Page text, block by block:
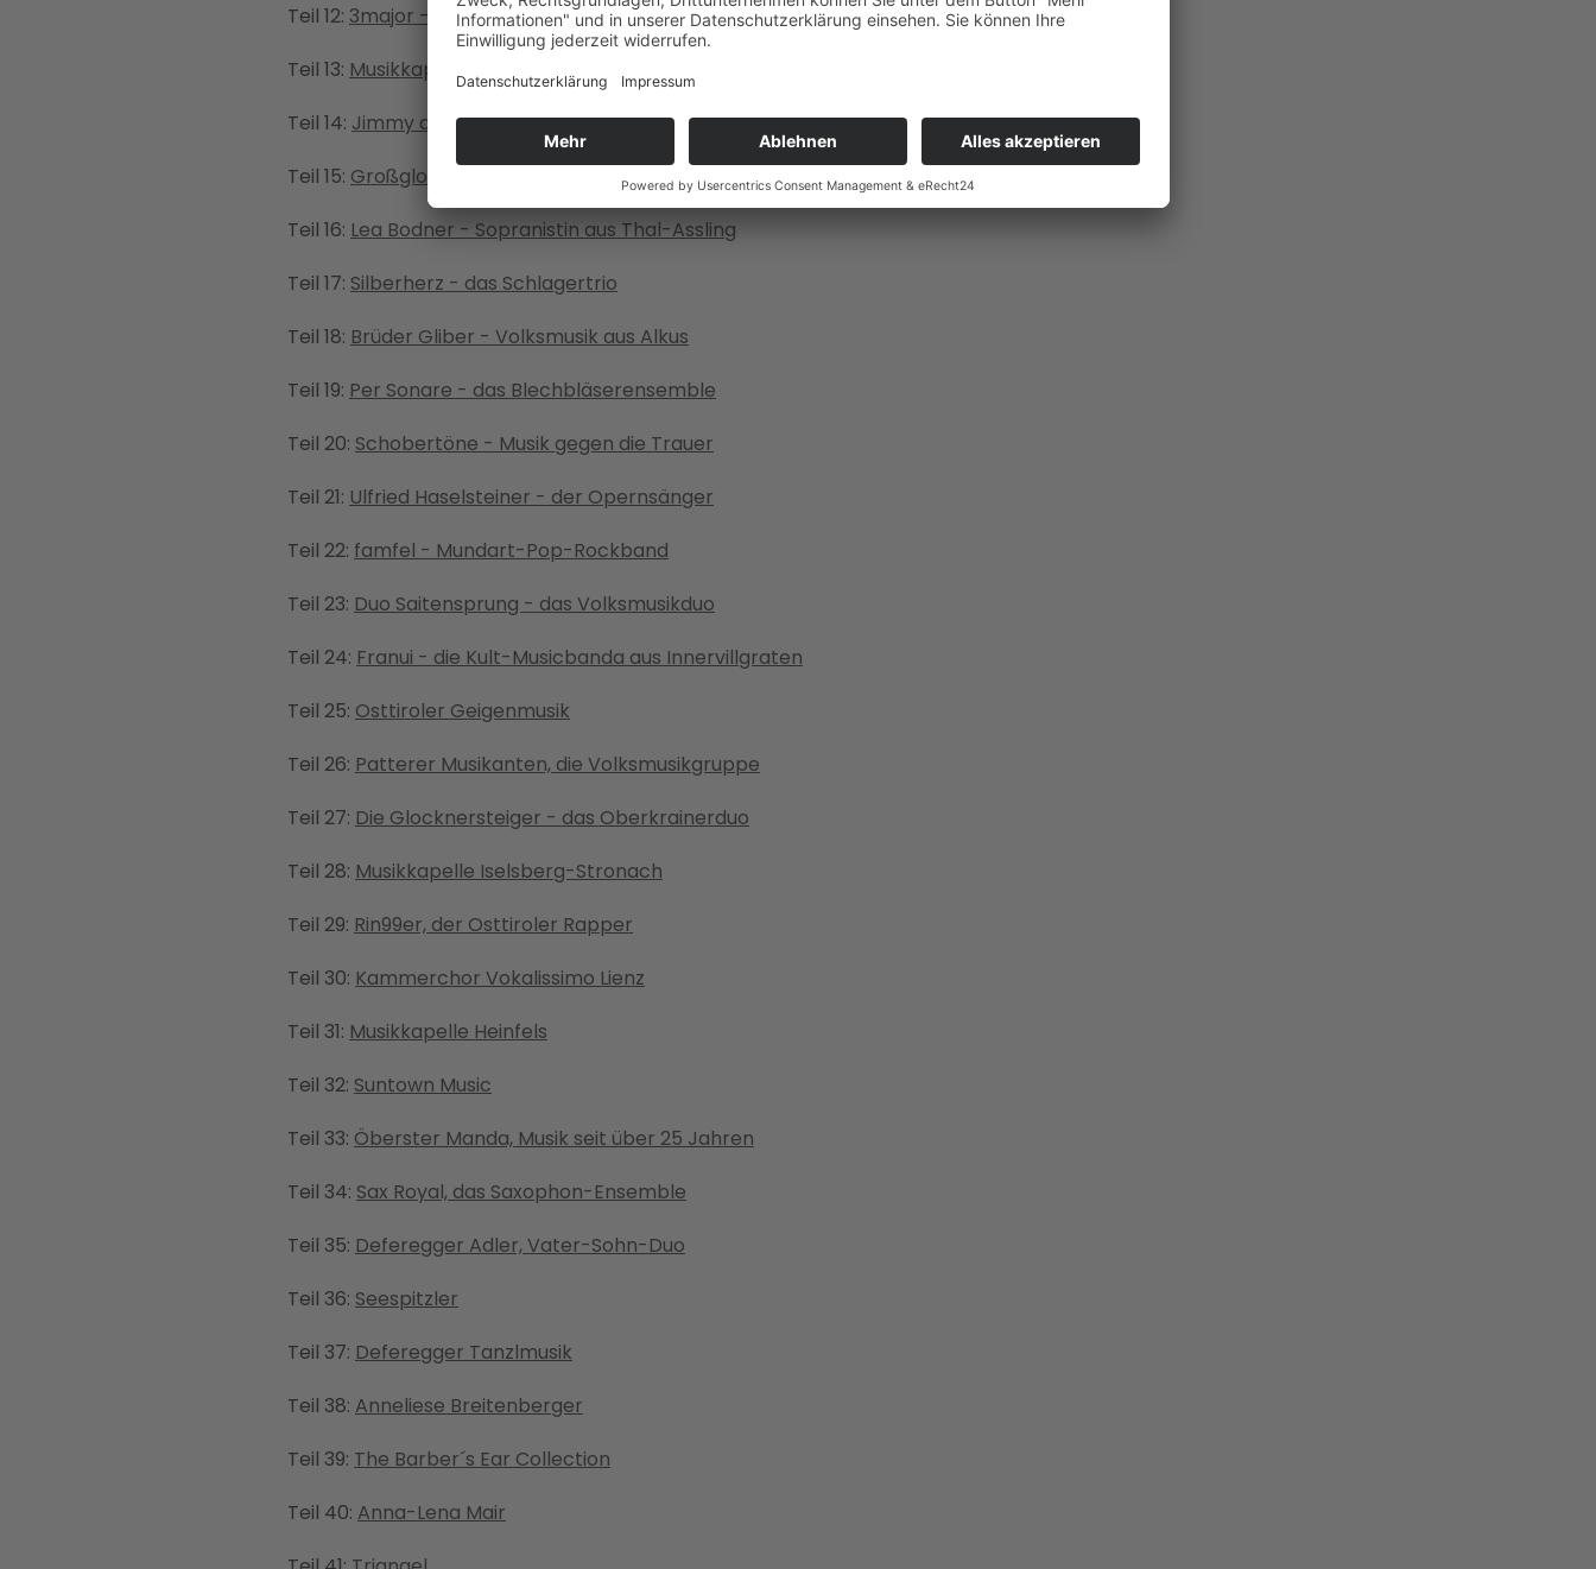
Teil 12: 3major - Dreistimmigkeit aus Kals
Teil 13: Musikkapelle Thurn
Teil 14: Jimmy and the Goofballs - Fünf Stile in einer Band
Teil 15: Großglocknerkapelle Kals
Teil 16: Lea Bodner - Sopranistin aus Thal-Assling
Teil 17: Silberherz - das Schlagertrio
Teil 18: Brüder Gliber - Volksmusik aus Alkus
Teil 19: Per Sonare - das Blechbläserensemble
Teil 20: Schobertöne - Musik gegen die Trauer
Teil 21: Ulfried Haselsteiner - der Opernsänger
Teil 22: famfel - Mundart-Pop-Rockband
Teil 23: Duo Saitensprung - das Volksmusikduo
Teil 24: Franui - die Kult-Musicbanda aus Innervillgraten
Teil 25: Osttiroler Geigenmusik
Teil 26: Patterer Musikanten, die Volksmusikgruppe
Teil 27: Die Glocknersteiger - das Oberkrainerduo
Teil 28: Musikkapelle Iselsberg-Stronach
Teil 29: Rin99er, der Osttiroler Rapper
Teil 30: Kammerchor Vokalissimo Lienz
Teil 31: Musikkapelle Heinfels
Teil 32: Suntown Music
Teil 33: Öberster Manda, Musik seit über 25 Jahren
Teil 34: Sax Royal, das Saxophon-Ensemble
Teil 35: Deferegger Adler, Vater-Sohn-Duo
Teil 36: Seespitzler
Teil 37: Deferegger Tanzlmusik
Teil 38: Anneliese Breitenberger
Teil 39: The Barber´s Ear Collection
Teil 40: Anna-Lena Mair